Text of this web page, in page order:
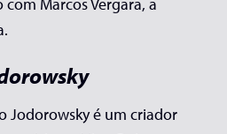
Jodorowsky é um criador